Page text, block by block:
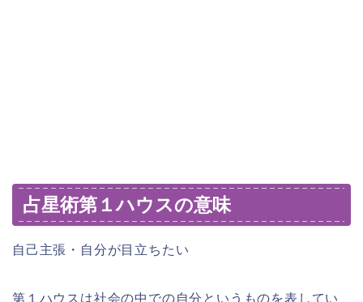
占星術第１ハウスの意味
自己主張・自分が目立ちたい
第１ハウスは社会の中での自分というものを表してい